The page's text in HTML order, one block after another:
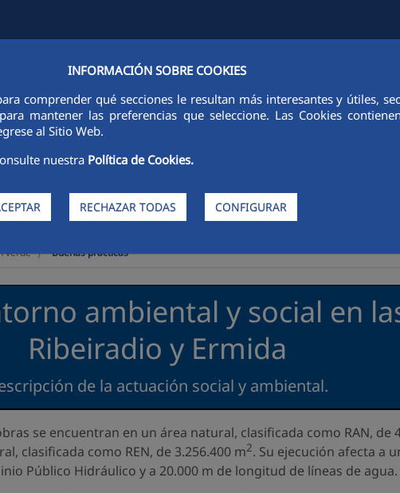
INFORMACIÓN SOBRE COOKIES
comprender qué secciones le resultan más interesantes y útiles,
mantener las preferencias que seleccione. Las Cookies
al Sitio Web.
nuestra Política de Cookies.
RECHAZAR TODAS CONFIGURAR
verde >Buenas prácticas
ambiental y social en
Ribeiradio y Ermida
de la actuación social y ambiental.
se encuentran en un área natural, clasificada como RAN, de
clasificada como REN, de 3.256.400 m2. Su ejecución afecta a
Público Hidráulico y a 20.000 m de longitud de líneas de agua.